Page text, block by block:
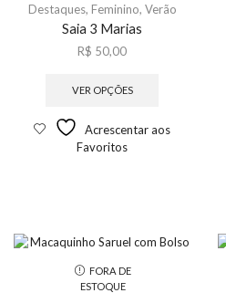
Destaques, Feminino, Verão
Saia 3 Marias
R$ 50,00
VER OPÇÕES
Acrescentar aos
Favoritos
FORA DE
ESTOQUE